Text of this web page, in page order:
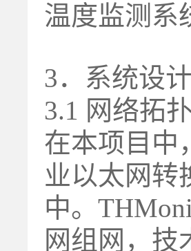
温度监测系
3．系统设
3.1 网络拓
在本项目中
业以太网转
中。
网组网，技